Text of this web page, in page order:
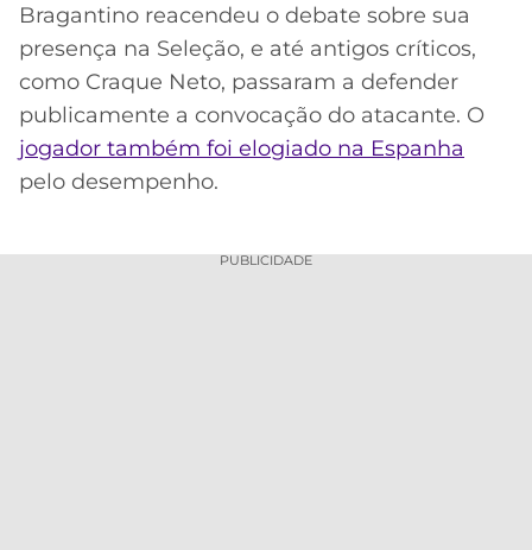
Bragantino reacendeu o debate sobre sua
presença na Seleção, e até antigos críticos,
como Craque Neto, passaram a defender
publicamente a convocação do atacante. O
jogador também foi elogiado na Espanha
pelo desempenho.
PUBLICIDADE